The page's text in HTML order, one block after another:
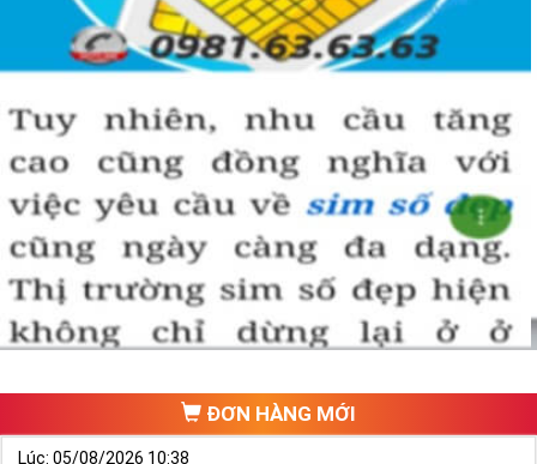
ĐƠN HÀNG MỚI
Lúc: 05/08/2026 10:38